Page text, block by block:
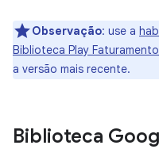
Observação: use a
Biblioteca Play Faturamento
a versão mais recente.
Biblioteca